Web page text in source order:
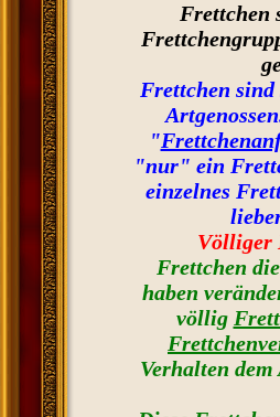
Frettchen
Frettchen sind
"
"nur" ein
einzelnes
Völliger
Frettchen
haben
völlig
Verhalten